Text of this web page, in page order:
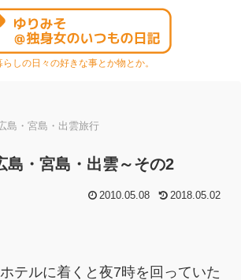
らしの日々の好きな事とか物とか。
島・宮島・出雲旅行
島・宮島・出雲～その2
2010.05.08 2018.05.02
テルに着くと夜7時を回っていた